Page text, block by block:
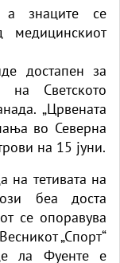
а знаците се
медицинскиот
достапен за
Светското
„Црвената
во Северна
на 15 јуни.
на тетивата на
беа доста
се опоравува
„Спорт“
ла Фуенте е